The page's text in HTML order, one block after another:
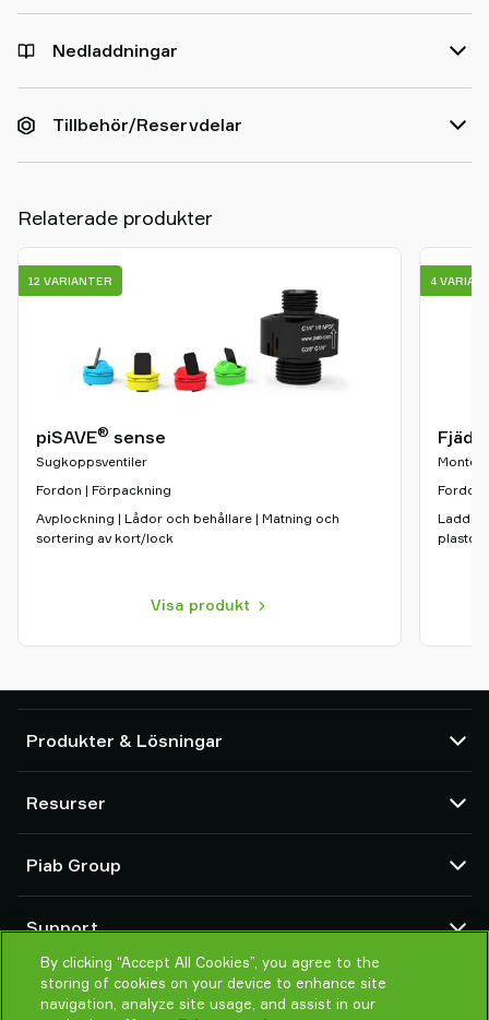
Nedladdningar
Tillbehör/Reservdelar
Relaterade produkter
piSAVE® sense
Sugkoppsventiler
Fordon | Förpackning
Avplockning | Lådor och behållare | Matning och
sortering av kort/lock
Visa produkt
12 VARIANTER
Fordon
4
Produkter & Lösningar
Sugkoppar och mjuka gripdon
Komponenter för robotverktyg (EOAT)
Plocklösningar för robotar och cobotar
System- och applikationstillbehör
Vakuumtransportörer för pulver och bulk
Resurser
Produktkonfigurator
Försäljningsvillkor
Integritetspolicy
Piab Group
Global organisation
Uppförandekod
Nyheter
Support
Kontakta oss
Hitta våra partners
By clicking “Accept All Cookies”, you agree to the
storing of cookies on your device to enhance site
navigation, analyze site usage, and assist in our